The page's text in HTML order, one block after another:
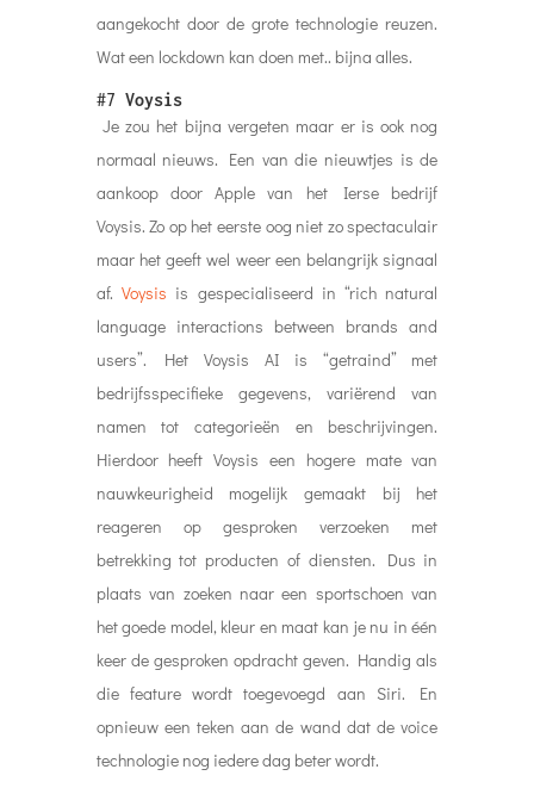
aangekocht door de grote technologie reuzen.
Wat een lockdown kan doen met.. bijna alles.
#7 Voysis
Je zou het bijna vergeten maar er is ook nog
normaal nieuws. Een van die nieuwtjes is de
aankoop door Apple van het Ierse bedrijf
Voysis. Zo op het eerste oog niet zo spectaculair
maar het geeft wel weer een belangrijk signaal
af. Voysis is gespecialiseerd in “rich natural
language interactions between brands and
users”. Het Voysis AI is “getraind” met
bedrijfsspecifieke gegevens, variërend van
namen tot categorieën en beschrijvingen.
Hierdoor heeft Voysis een hogere mate van
nauwkeurigheid mogelijk gemaakt bij het
reageren op gesproken verzoeken met
betrekking tot producten of diensten. Dus in
plaats van zoeken naar een sportschoen van
het goede model, kleur en maat kan je nu in één
keer de gesproken opdracht geven. Handig als
die feature wordt toegevoegd aan Siri. En
opnieuw een teken aan de wand dat de voice
technologie nog iedere dag beter wordt.